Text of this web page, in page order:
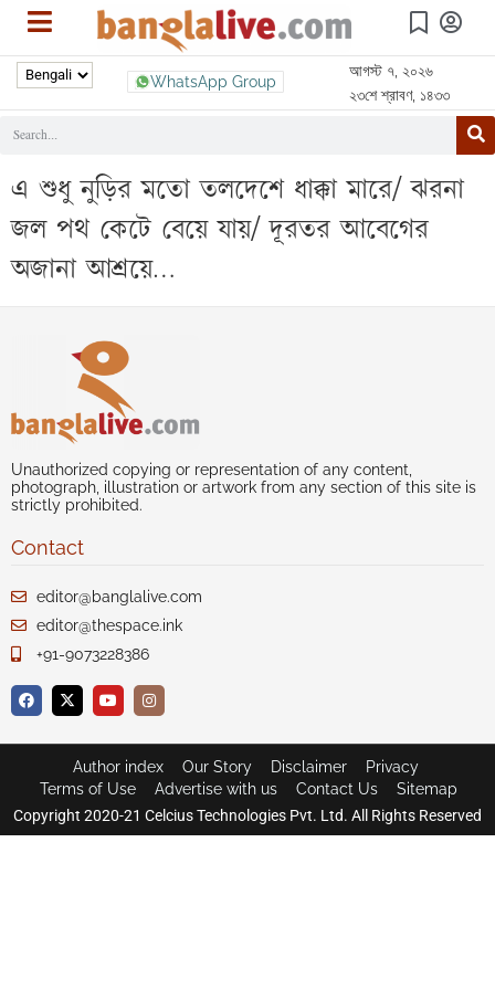
WhatsApp Group
আগস্ট ৭, ২০২৬
২৩শে শ্রাবণ, ১৪৩৩
এ শুধু নুড়ির মতো তলদেশে ধাক্কা মারে/ ঝরনা
জল পথ কেটে বেয়ে যায়/ দূরতর আবেগের
অজানা আশ্রয়ে…
Unauthorized copying or representation of any content,
photograph, illustration or artwork from any section of this site is
strictly prohibited.
Contact
editor@banglalive.com
editor@thespace.ink
+91-9073228386
Copyright 2020-21 Celcius Technologies Pvt. Ltd. All Rights Reserved
Author index Our Story Disclaimer
Privacy
Terms of Use
Advertise with us Contact Us Sitemap